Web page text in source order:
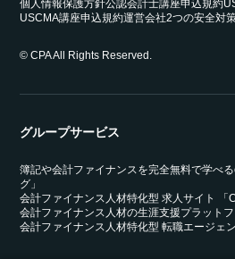
個人情報保護方針公認会計士講座申込規約
USCMA講座申込規約運営会社2つの安全対
© CPA All Rights Reserved.
グループサービス
簿記や会計ファイナンスを完全無料で学べ
グ」
会計ファイナンス人材特化型 求人サイト 「
会計ファイナンス人材の生涯支援プラットフ
会計ファイナンス人材特化型 転職エージェ